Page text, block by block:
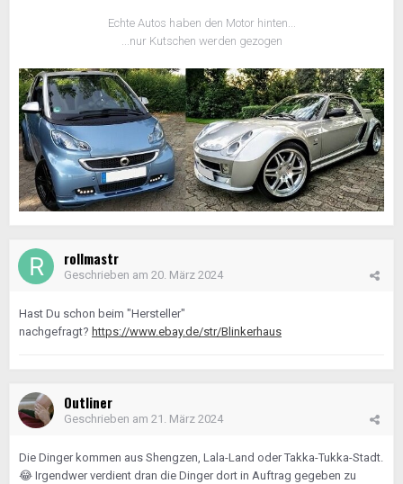
Echte Autos haben den Motor hinten...
...nur Kutschen werden gezogen
rollmastr
Geschrieben am 20. März 2024
Hast Du schon beim "Hersteller"
nachgefragt? https://www.ebay.de/str/Blinkerhaus
Outliner
Geschrieben am 21. März 2024
Die Dinger kommen aus Shengzen, Lala-Land oder Takka-Tukka-Stadt.
😂 Irgendwer verdient dran die Dinger dort in Auftrag gegeben zu